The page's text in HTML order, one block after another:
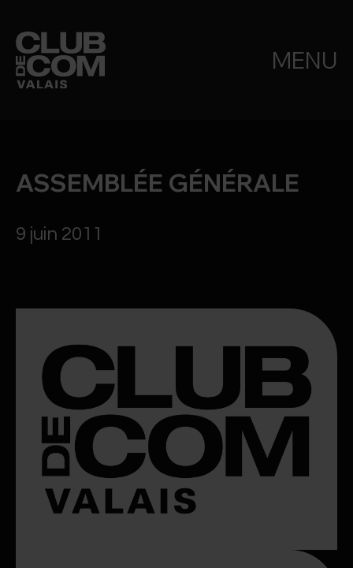
MENU
ASSEMBLÉE GÉNÉRALE
9 juin 2011